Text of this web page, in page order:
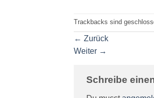
Trackbacks sind
← Zurück
Weiter →
Schreibe